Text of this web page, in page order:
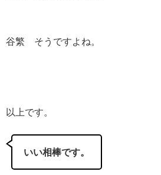
谷繁 そうですよね。
以上です。
いい相棒です。